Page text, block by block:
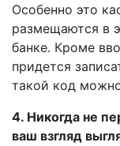
Особенно это
размещаются в
банке. Кроме
придется
такой код
4. Никогда не
ваш взгляд